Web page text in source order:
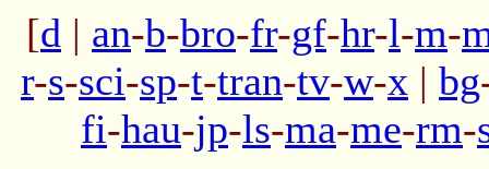
[d | an-b-bro-fr-gf-hr-l-m-
r-s-sci-sp-t-tran-tv-w-x | bg
fi-hau-jp-ls-ma-me-rm-